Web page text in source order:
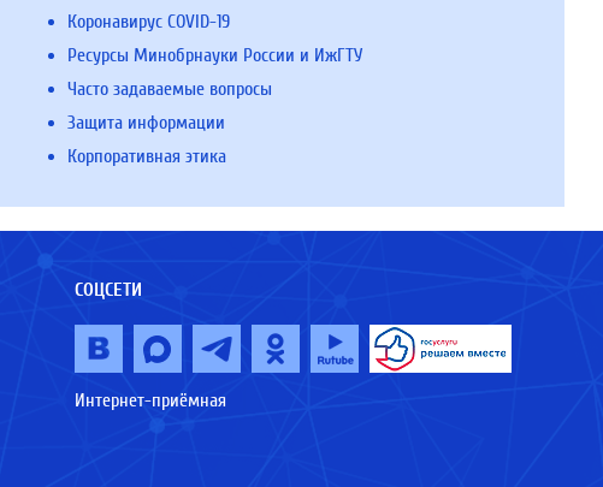
Коронавирус COVID-19
Ресурсы Минобрнауки России и ИжГТУ
Часто задаваемые вопросы
Защита информации
Корпоративная этика
СОЦСЕТИ
Интернет-приёмная